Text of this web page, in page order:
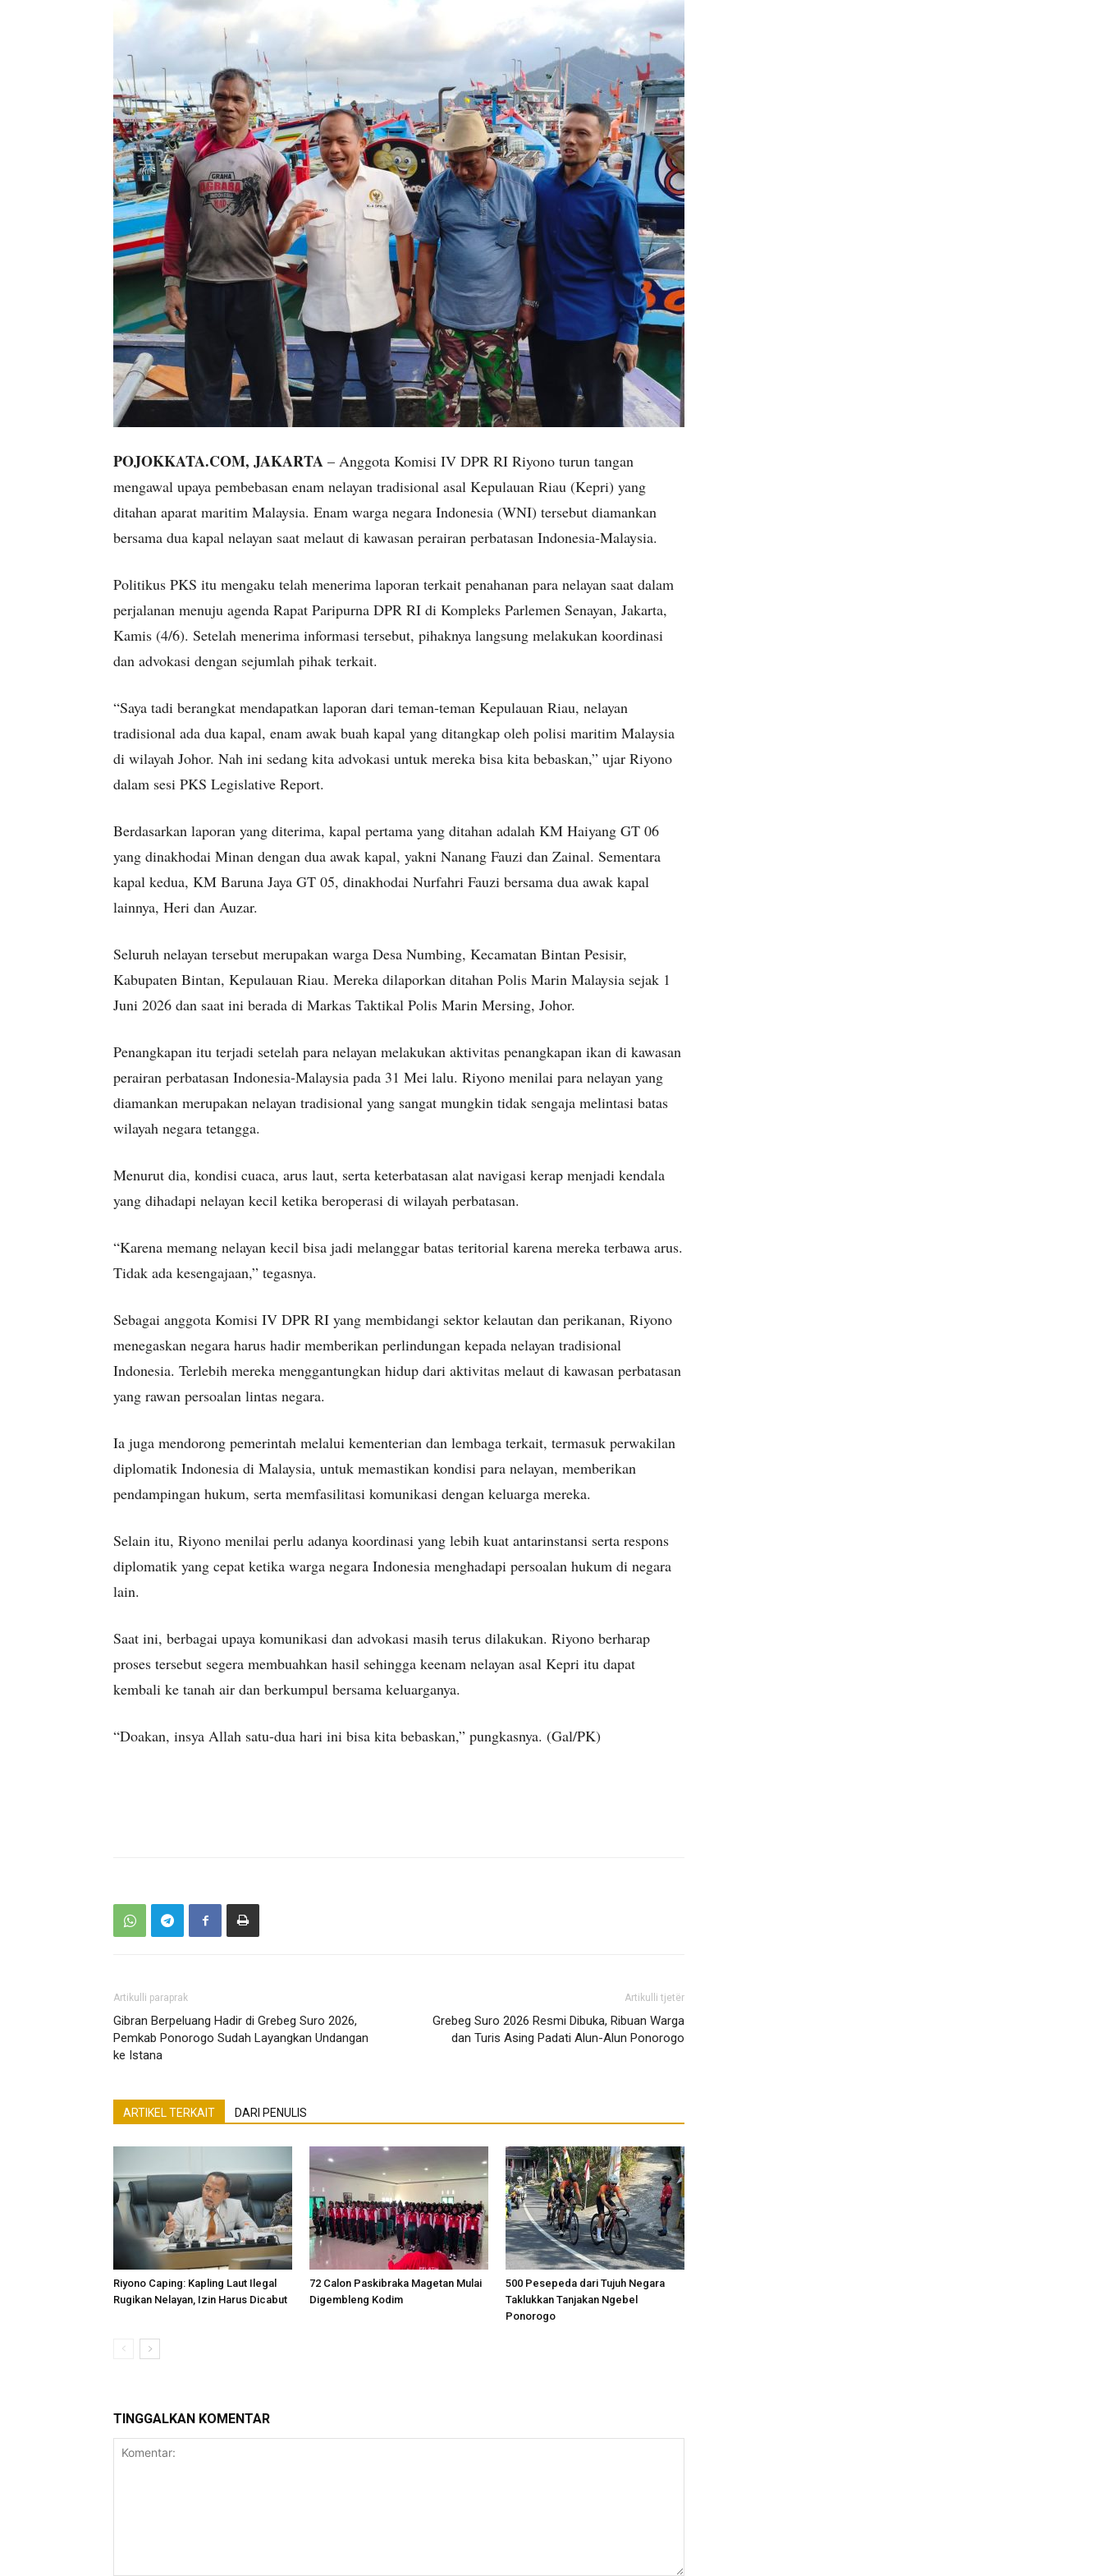
POJOKKATA.COM, JAKARTA – Anggota Komisi IV DPR RI Riyono turun tangan
mengawal upaya pembebasan enam nelayan tradisional asal Kepulauan Riau (Kepri) yang
ditahan aparat maritim Malaysia. Enam warga negara Indonesia (WNI) tersebut diamankan
bersama dua kapal nelayan saat melaut di kawasan perairan perbatasan Indonesia-Malaysia.
Politikus PKS itu mengaku telah menerima laporan terkait penahanan para nelayan saat dalam
perjalanan menuju agenda Rapat Paripurna DPR RI di Kompleks Parlemen Senayan, Jakarta,
Kamis (4/6). Setelah menerima informasi tersebut, pihaknya langsung melakukan koordinasi
dan advokasi dengan sejumlah pihak terkait.
“Saya tadi berangkat mendapatkan laporan dari teman-teman Kepulauan Riau, nelayan
tradisional ada dua kapal, enam awak buah kapal yang ditangkap oleh polisi maritim Malaysia
di wilayah Johor. Nah ini sedang kita advokasi untuk mereka bisa kita bebaskan,” ujar Riyono
dalam sesi PKS Legislative Report.
Berdasarkan laporan yang diterima, kapal pertama yang ditahan adalah KM Haiyang GT 06
yang dinakhodai Minan dengan dua awak kapal, yakni Nanang Fauzi dan Zainal. Sementara
kapal kedua, KM Baruna Jaya GT 05, dinakhodai Nurfahri Fauzi bersama dua awak kapal
lainnya, Heri dan Auzar.
Seluruh nelayan tersebut merupakan warga Desa Numbing, Kecamatan Bintan Pesisir,
Kabupaten Bintan, Kepulauan Riau. Mereka dilaporkan ditahan Polis Marin Malaysia sejak 1
Juni 2026 dan saat ini berada di Markas Taktikal Polis Marin Mersing, Johor.
Penangkapan itu terjadi setelah para nelayan melakukan aktivitas penangkapan ikan di kawasan
perairan perbatasan Indonesia-Malaysia pada 31 Mei lalu. Riyono menilai para nelayan yang
diamankan merupakan nelayan tradisional yang sangat mungkin tidak sengaja melintasi batas
wilayah negara tetangga.
Menurut dia, kondisi cuaca, arus laut, serta keterbatasan alat navigasi kerap menjadi kendala
yang dihadapi nelayan kecil ketika beroperasi di wilayah perbatasan.
“Karena memang nelayan kecil bisa jadi melanggar batas teritorial karena mereka terbawa arus.
Tidak ada kesengajaan,” tegasnya.
Sebagai anggota Komisi IV DPR RI yang membidangi sektor kelautan dan perikanan, Riyono
menegaskan negara harus hadir memberikan perlindungan kepada nelayan tradisional
Indonesia. Terlebih mereka menggantungkan hidup dari aktivitas melaut di kawasan perbatasan
yang rawan persoalan lintas negara.
Ia juga mendorong pemerintah melalui kementerian dan lembaga terkait, termasuk perwakilan
diplomatik Indonesia di Malaysia, untuk memastikan kondisi para nelayan, memberikan
pendampingan hukum, serta memfasilitasi komunikasi dengan keluarga mereka.
Selain itu, Riyono menilai perlu adanya koordinasi yang lebih kuat antarinstansi serta respons
diplomatik yang cepat ketika warga negara Indonesia menghadapi persoalan hukum di negara
lain.
Saat ini, berbagai upaya komunikasi dan advokasi masih terus dilakukan. Riyono berharap
proses tersebut segera membuahkan hasil sehingga keenam nelayan asal Kepri itu dapat
kembali ke tanah air dan berkumpul bersama keluarganya.
“Doakan, insya Allah satu-dua hari ini bisa kita bebaskan,” pungkasnya. (Gal/PK)
Artikulli paraprak
Gibran Berpeluang Hadir di Grebeg Suro 2026,
Pemkab Ponorogo Sudah Layangkan Undangan
ke Istana
Artikulli tjetër
Grebeg Suro 2026 Resmi Dibuka, Ribuan Warga
dan Turis Asing Padati Alun-Alun Ponorogo
ARTIKEL TERKAIT DARI PENULIS
Riyono Caping: Kapling Laut Ilegal
Rugikan Nelayan, Izin Harus Dicabut
72 Calon Paskibraka Magetan Mulai
Digembleng Kodim
500 Pesepeda dari Tujuh Negara
Taklukkan Tanjakan Ngebel
Ponorogo
TINGGALKAN KOMENTAR